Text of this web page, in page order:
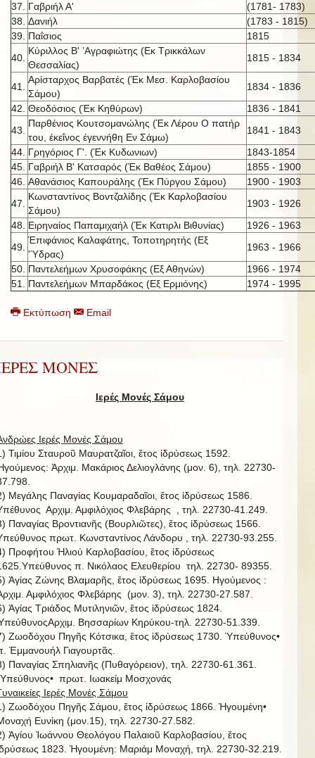
37.
Γαβριήλ Α'
(1781- 1783)
38. Δανιήλ
(1783 - 1815)
39. Παΐσιος
1815
40.
Κύριλλος Β' ’Αγραφιώτης (Εκ Τρικκάλων
Θεσσαλίας)
1815 - 1834
41.
Αρίσταρχος Βαρβατές (Έκ Μεσ. Καρλοβασίου
Σάμου)
1834 - 1836
42. Θεοδόσιος (Έκ Κηθύρων)
1836 - 1841
43.
Παρθένιος Κουτσομανώλης (Έκ Λέρου Ο πατήρ
του, έκεΐνος έγεννήθη Εν Σάμω)
1841 - 1843
44. Γρηγόριος Γ'. (Έκ Κυδωνιων)
1843-1854
45. Γαβριήλ Β' Κατσαρός (Έκ Βαθέος Σάμου)
1855 - 1900
46. Αθανάσιος Καπουράλης (Έκ Πύργου Σάμου)
1900 - 1903
47.
Κωνσταντίνος Βοντζαλίδης (Έκ Καρλοβασίου
Σάμου)
1903 - 1926
48.
Ειρηναίος Παπαμιχαήλ (Έκ Κατιρλι Βιθυνίας)
1926 - 1963
49.
Έπιφάνιος Καλαφάτης, Τοποτηρητής (Εξ
'Ύδρας)
1963 - 1966
50. Παντελεήμων Χρυσοφάκης (Εξ Αθηνών)
1966 - 1974
51.
Παντελεήμων Μπαρδάκος (Εξ Ερμιόνης) 1974 - 1995
Εκτύπωση Email
ΜΟΝΕΣ
Ιερές Μονές Σάμου
Ιερές Μονές Σάμου
Τιμίου Σταυροῦ Μαυρατζαῖοι, ἔτος ἱδρύσεως 1592.
Ἀρχιμ. Μακάριος Δελιογλάνης (μον. 6), τηλ. 22730-
Μεγάλης Παναγίας Κουμαραδαῖοι, ἔτος ἱδρύσεως 1586.
Αρχιμ. Αμφιλόχιος Φλεβάρης , τηλ. 22730-41.249.
Παναγίας Βροντιανῆς (Βουρλιῶτες), ἔτος ἱδρύσεως 1566.
πρωτ. Κωνσταντίνος Λάνδορυ , τηλ. 22730-93.255.
Προφήτου Ἠλιού Καρλοβασίου, ἔτος ἱδρύσεως
π. Νικόλαος Ελευθερίου τηλ. 22730- 89355.
Ἁγίας Ζώνης Βλαμαρῆς, ἔτος ἱδρύσεως 1695. Ηγούμενος :
Αμφιλόχιος Φλεβάρης (μον. 3), τηλ. 22730-27.587.
Ἁγίας Τριάδος Μυτιληνιῶν, ἔτος ἱδρύσεως 1824.
Βησσαρίων Κηρύκου-τηλ. 22730-51.339.
Ζωοδόχου Πηγῆς Κότσικα, ἔτος ἱδρύσεως 1730. Ὑπεύθυνος•
Ἐμμανουήλ Γιαγουρτᾶς.
Παναγίας Σπηλιανῆς (Πυθαγόρειον), τηλ. 22730-61.361.
πρωτ. Ιωακείμ Μοσχονάς
Ιερές Μονές Σάμου
Ζωοδόχου Πηγῆς Σάμου, ἔτος ἱδρύσεως 1866. Ἡγουμένη•
Ευνίκη (μον.15), τηλ. 22730-27.582.
Ἁγίου Ἰωάννου Θεολόγου Παλαιοῦ Καρλοβασίου, ἔτος
1823. Ἡγουμένη: Μαριάμ Μοναχή, τηλ. 22730-32.219.